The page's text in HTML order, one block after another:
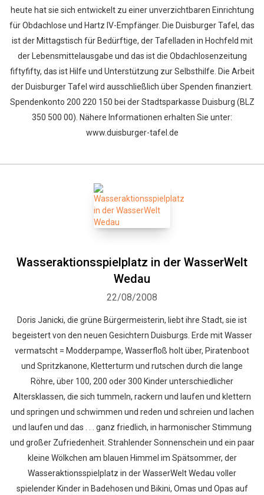
heute hat sie sich entwickelt zu einer unverzichtbaren Einrichtung
für Obdachlose und Hartz IV-Empfänger. Die Duisburger Tafel, das
ist der Mittagstisch für Bedürftige, der Tafelladen in Hochfeld mit
der Lebensmittelausgabe und das ist die Obdachlosenzeitung
fiftyfifty, das ist Hilfe und Unterstützung zur Selbsthilfe. Die Arbeit
der Duisburger Tafel wird ausschließlich über Spenden finanziert.
Spendenkonto 200 220 150 bei der Stadtsparkasse Duisburg (BLZ
350 500 00). Nähere Informationen erhalten Sie unter:
www.duisburger-tafel.de
Wasseraktionsspielplatz in der WasserWelt
Wedau
22/08/2008
Doris Janicki, die grüne Bürgermeisterin, liebt ihre Stadt, sie ist
begeistert von den neuen Gesichtern Duisburgs. Erde mit Wasser
vermatscht = Modderpampe, Wasserfloß holt über, Piratenboot
und Spritzkanone, Kletterturm und rutschen durch die lange
Röhre, über 100, 200 oder 300 Kinder unterschiedlicher
Altersklassen, die sich tummeln, rackern und laufen und klettern
und springen und schwimmen und reden und schreien und lachen
und laufen und das . . . ganz friedlich, in harmonischer Stimmung
und großer Zufriedenheit. Strahlender Sonnenschein und ein paar
kleine Wölkchen am blauen Himmel im Spätsommer, der
Wasseraktionsspielplatz in der WasserWelt Wedau voller
spielender Kinder in Badehosen und Bikini, Omas und Opas auf